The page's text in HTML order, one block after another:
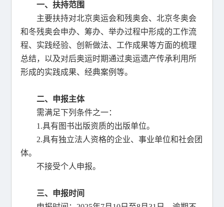
一、扶持范围
主要扶持对北京奥运会和残奥会、北京冬奥会
和冬残奥会申办、筹办、举办过程中形成的工作流
程、实践经验、创新做法、工作成果等方面的梳理
总结，以及对后奥运时期通过奥运遗产传承利用所
形成的实践成果、经典案例等。
二、申报主体
需满足下列条件之一：
1.具有图书出版资质的出版单位。
2.具有独立法人资格的企业、事业单位和社会团
体。
不接受个人申报。
三、申报时间